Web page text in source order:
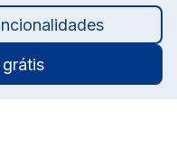
grátis